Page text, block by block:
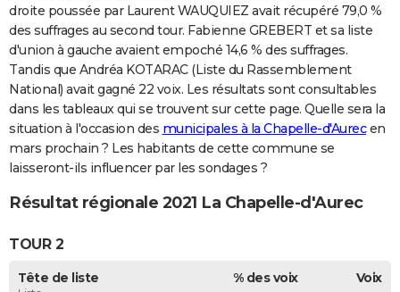
FORUM
Bricolage
Lifestyle
Culture
Sport
Auto
Television
Voyage
Cinema
droite poussée par Laurent WAUQUIEZ avait récupéré 79,0 %
des suffrages au second tour. Fabienne GREBERT et sa liste
d'union à gauche avaient empoché 14,6 % des suffrages.
Tandis que Andréa KOTARAC (Liste du Rassemblement
National) avait gagné 22 voix. Les résultats sont consultables
dans les tableaux qui se trouvent sur cette page. Quelle sera la
situation à l'occasion des municipales à la Chapelle-d'Aurecen
mars prochain ? Les habitants de cette commune se
laisseront-ils influencer par les sondages ?
Résultat régionale 2021 La Chapelle-d'Aurec
TOUR 2
Tête de liste % des voix Voix